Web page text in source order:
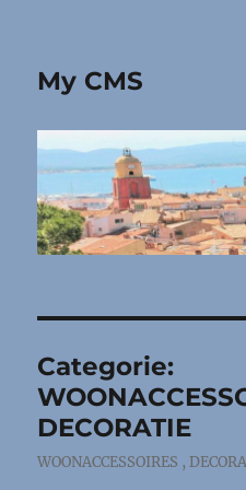
My CMS
Categorie:
DECORATIE
WOONACCESSOIRES ,